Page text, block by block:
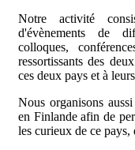
Notre activité
d'évènements de
colloques,
ressortissants des
ces deux pays et à
Nous organisons
en Finlande afin de
les curieux de ce